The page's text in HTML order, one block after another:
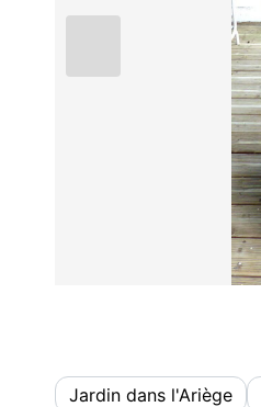
Jardin dans l'Ariège